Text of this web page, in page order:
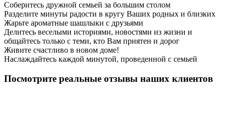
Соберитесь дружной семьей за большим столом
Разделите минуты радости в кругу Ваших родных и близких
Жарьте ароматные шашлыки с друзьями
Делитесь веселыми историями, новостями из жизни и
общайтесь только с теми, кто Вам приятен и дорог
Живите счастливо в новом доме!
Наслаждайтесь каждой минутой, проведенной с семьей
Посмотрите реальные отзывы наших клиентов